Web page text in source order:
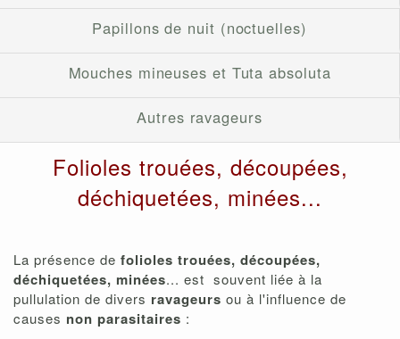
Papillons de nuit (noctuelles)
Mouches mineuses et Tuta absoluta
Autres ravageurs
Folioles trouées, découpées,
déchiquetées, minées...
La présence de folioles trouées, découpées,
déchiquetées, minées... est souvent liée à la
pullulation de divers ravageurs ou à l'influence de
causes non parasitaires :